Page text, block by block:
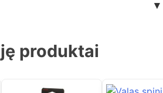
▾
produktai